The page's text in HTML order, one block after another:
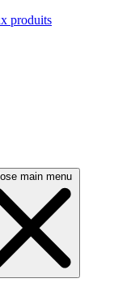
produits
main menu